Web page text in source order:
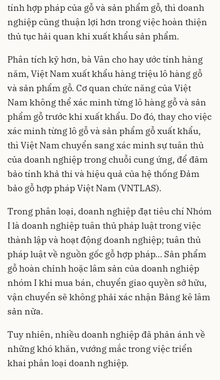
tính hợp pháp của gỗ và sản phẩm gỗ, thì doanh
nghiệp cũng thuận lợi hơn trong việc hoàn thiện
thủ tục hải quan khi xuất khẩu sản phẩm.
Phân tích kỹ hơn, bà Vân cho hay ước tính hàng
năm, Việt Nam xuất khẩu hàng triệu lô hàng gỗ
và sản phẩm gỗ. Cơ quan chức năng của Việt
Nam không thể xác minh từng lô hàng gỗ và sản
phẩm gỗ trước khi xuất khẩu. Do đó, thay cho việc
xác minh từng lô gỗ và sản phẩm gỗ xuất khẩu,
thì Việt Nam chuyển sang xác minh sự tuân thủ
của doanh nghiệp trong chuỗi cung ứng, để đảm
bảo tính khả thi và hiệu quả của hệ thống Đảm
bảo gỗ hợp pháp Việt Nam (VNTLAS).
Trong phân loại, doanh nghiệp đạt tiêu chí Nhóm
I là doanh nghiệp tuân thủ pháp luật trong việc
thành lập và hoạt động doanh nghiệp; tuân thủ
pháp luật về nguồn gốc gỗ hợp pháp… Sản phẩm
gỗ hoàn chỉnh hoặc lâm sản của doanh nghiệp
nhóm I khi mua bán, chuyển giao quyền sở hữu,
vận chuyển sẽ không phải xác nhận Bảng kê lâm
sản nữa.
Tuy nhiên, nhiều doanh nghiệp đã phản ánh về
những khó khăn, vướng mắc trong việc triển
khai phân loại doanh nghiệp.